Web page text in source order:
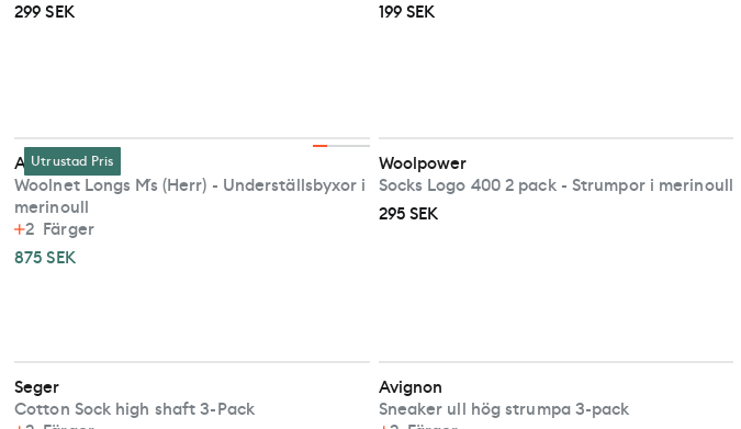
299 SEK
199 SEK
Utrustad Pris
Aclima
Woolnet Longs M´s (Herr) - Underställsbyxor i
merinoull
2 Färger
875 SEK
Woolpower
Socks Logo 400 2 pack - Strumpor i merinoull
295 SEK
Seger
Cotton Sock high shaft 3-Pack
Avignon
Sneaker ull hög strumpa 3-pack